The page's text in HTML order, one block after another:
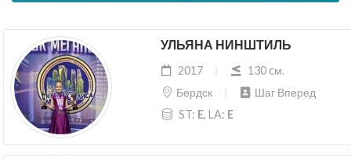
УЛЬЯНА НИНШТИЛЬ
2017
130 cм.
Бердск
Шаг Вперед
ST: E, LA: E